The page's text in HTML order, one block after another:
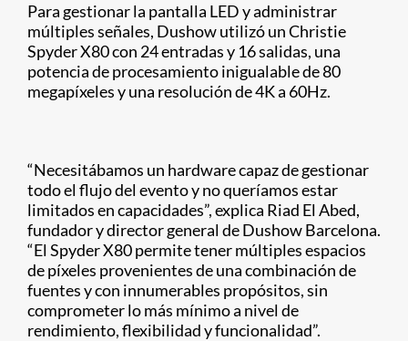
Para gestionar la pantalla LED y administrar
múltiples señales, Dushow utilizó un Christie
Spyder X80 con 24 entradas y 16 salidas, una
potencia de procesamiento inigualable de 80
megapíxeles y una resolución de 4K a 60Hz.
“Necesitábamos un hardware capaz de gestionar
todo el flujo del evento y no queríamos estar
limitados en capacidades”, explica Riad El Abed,
fundador y director general de Dushow Barcelona.
“El Spyder X80 permite tener múltiples espacios
de píxeles provenientes de una combinación de
fuentes y con innumerables propósitos, sin
comprometer lo más mínimo a nivel de
rendimiento, flexibilidad y funcionalidad”.